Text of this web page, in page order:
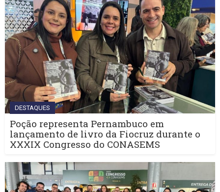
DESTAQUES
Poção representa Pernambuco em
lançamento de livro da Fiocruz durante o
XXXIX Congresso do CONASEMS